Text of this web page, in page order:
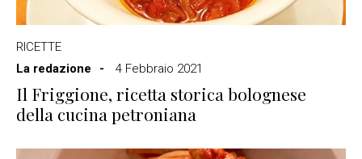
RICETTE
La redazione
4 Febbraio 2021
Il Friggione, ricetta storica bolognese
della cucina petroniana